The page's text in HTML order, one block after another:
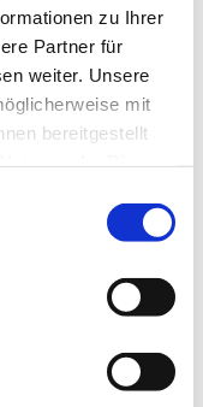
zu Ihrer
Partner für
weiter. Unsere
mit
bereitgestellt